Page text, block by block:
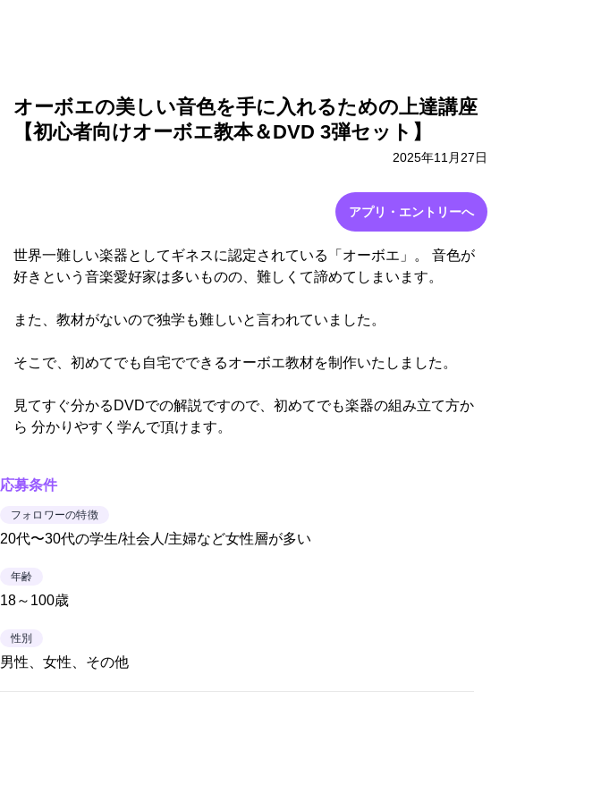
オーボエの美しい音色を手に入れるための上達講座
【初心者向けオーボエ教本＆DVD 3弾セット】
2025年11月27日
アプリ・エントリーへ
世界一難しい楽器としてギネスに認定されている「オーボエ」。 音色が
好きという音楽愛好家は多いものの、難しくて諦めてしまいます。
また、教材がないので独学も難しいと言われていました。
そこで、初めてでも自宅でできるオーボエ教材を制作いたしました。
見てすぐ分かるDVDでの解説ですので、初めてでも楽器の組み立て方か
ら 分かりやすく学んで頂けます。
応募条件
フォロワーの特徴
20代〜30代の学生/社会人/主婦など女性層が多い
年齢
18～100歳
性別
男性、女性、その他